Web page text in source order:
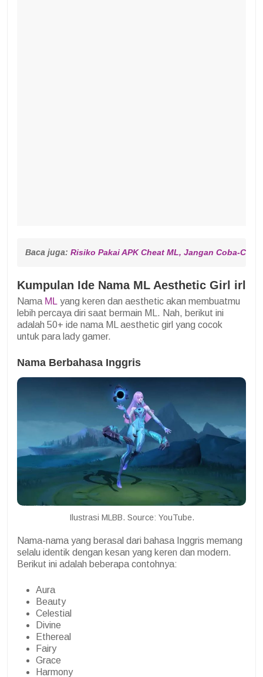
Baca juga: Risiko Pakai APK Cheat ML, Jangan Coba-
Kumpulan Ide Nama ML Aesthetic Girl irl
Nama ML yang keren dan aesthetic akan membuatmu
lebih percaya diri saat bermain ML. Nah, berikut ini
adalah 50+ ide nama ML aesthetic girl yang cocok
untuk para lady gamer.
Nama Berbahasa Inggris
Ilustrasi MLBB. Source: YouTube.
Nama-nama yang berasal dari bahasa Inggris memang
selalu identik dengan kesan yang keren dan modern.
Berikut ini adalah beberapa contohnya:
Aura
Beauty
Celestial
Divine
Ethereal
Fairy
Grace
Harmony